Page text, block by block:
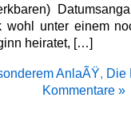
wohl unter einem
heiratet, […]
AnlaÃŸ, Die
Kommentare »